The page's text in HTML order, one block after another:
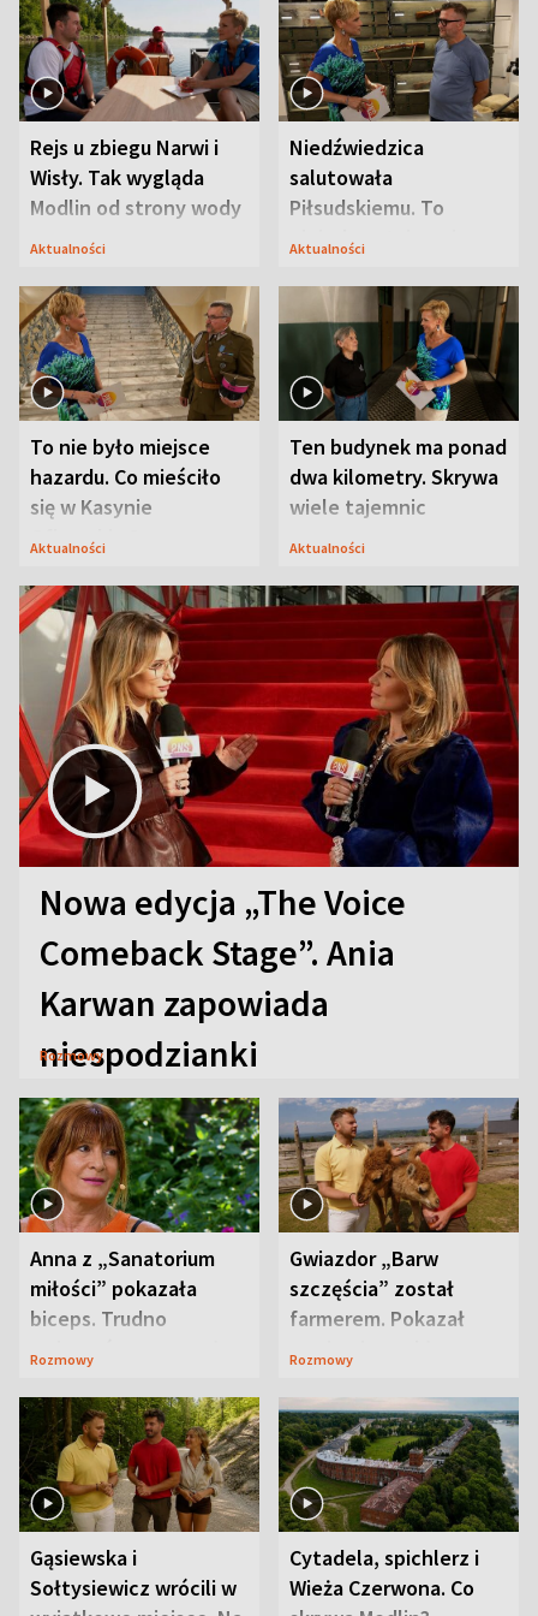
Rejs u zbiegu Narwi i
Wisły. Tak wygląda
Modlin od strony wody
Aktualności
Niedźwiedzica
salutowała
Piłsudskiemu. To
niejedyna tajemnica
Aktualności
To nie było miejsce
hazardu. Co mieściło
się w Kasynie
Oficerskim?
Aktualności
Ten budynek ma ponad
dwa kilometry. Skrywa
wiele tajemnic
Aktualności
Nowa edycja „The Voice
Comeback Stage”. Ania
Karwan zapowiada
niespodzianki
Rozmowy
Anna z „Sanatorium
miłości” pokazała
biceps. Trudno
uwierzyć, co przeszła
Rozmowy
Gwiazdor „Barw
szczęścia” został
farmerem. Pokazał
swoje niezwykłe
Rozmowy
Gąsiewska i
Sołtysiewicz wrócili w
Cytadela, spichlerz i
Wieża Czerwona. Co